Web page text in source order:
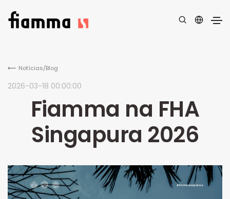
Notícias/Blog
2026-03-18 00:00:00
Fiamma na FHA
Singapura 2026